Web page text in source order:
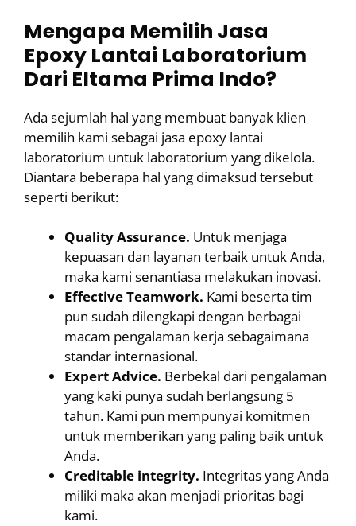
Mengapa Memilih Jasa
Epoxy Lantai Laboratorium
Dari Eltama Prima Indo?
Ada sejumlah hal yang membuat banyak klien
memilih kami sebagai jasa epoxy lantai
laboratorium untuk laboratorium yang dikelola.
Diantara beberapa hal yang dimaksud tersebut
seperti berikut:
Quality Assurance. Untuk menjaga
kepuasan dan layanan terbaik untuk Anda,
maka kami senantiasa melakukan inovasi.
Effective Teamwork. Kami beserta tim
pun sudah dilengkapi dengan berbagai
macam pengalaman kerja sebagaimana
standar internasional.
Expert Advice. Berbekal dari pengalaman
yang kaki punya sudah berlangsung 5
tahun. Kami pun mempunyai komitmen
untuk memberikan yang paling baik untuk
Anda.
Creditable integrity. Integritas yang Anda
miliki maka akan menjadi prioritas bagi
kami.